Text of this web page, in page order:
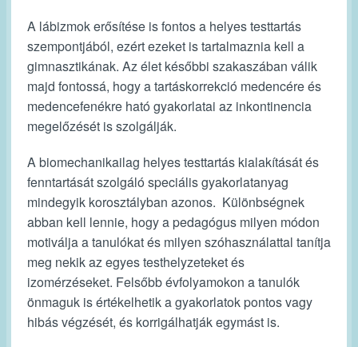
A lábizmok erősítése is fontos a helyes testtartás
szempontjából, ezért ezeket is tartalmaznia kell a
gimnasztikának. Az élet későbbi szakaszában válik
majd fontossá, hogy a tartáskorrekció medencére és
medencefenékre ható gyakorlatai az inkontinencia
megelőzését is szolgálják.
A biomechanikailag helyes testtartás kialakítását és
fenntartását szolgáló speciális gyakorlatanyag
mindegyik korosztályban azonos. Különbségnek
abban kell lennie, hogy a pedagógus milyen módon
motiválja a tanulókat és milyen szóhasználattal tanítja
meg nekik az egyes testhelyzeteket és
izomérzéseket. Felsőbb évfolyamokon a tanulók
önmaguk is értékelhetik a gyakorlatok pontos vagy
hibás végzését, és korrigálhatják egymást is.